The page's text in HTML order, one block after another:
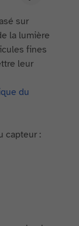
sur
la lumière
fines
leur
du
capteur :